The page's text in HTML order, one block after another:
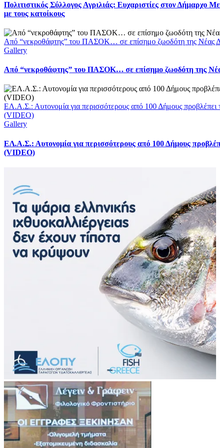
Πολιτιστικός Σύλλογος Αγριλιάς: Ευχαριστίες στον Δήμαρχο
με τους κατοίκους
Από “νεκροθάφτης” του ΠΑΣΟΚ… σε επίσημο ζωοδότη της Νέας
Gallery
Από “νεκροθάφτης” του ΠΑΣΟΚ… σε επίσημο ζωοδότη της
ΕΛ.Α.Σ.: Αυτονομία για περισσότερους από 100 Δήμους προβλέπει
(VIDEO)
Gallery
ΕΛ.Α.Σ.: Αυτονομία για περισσότερους από 100 Δήμους
(VIDEO)